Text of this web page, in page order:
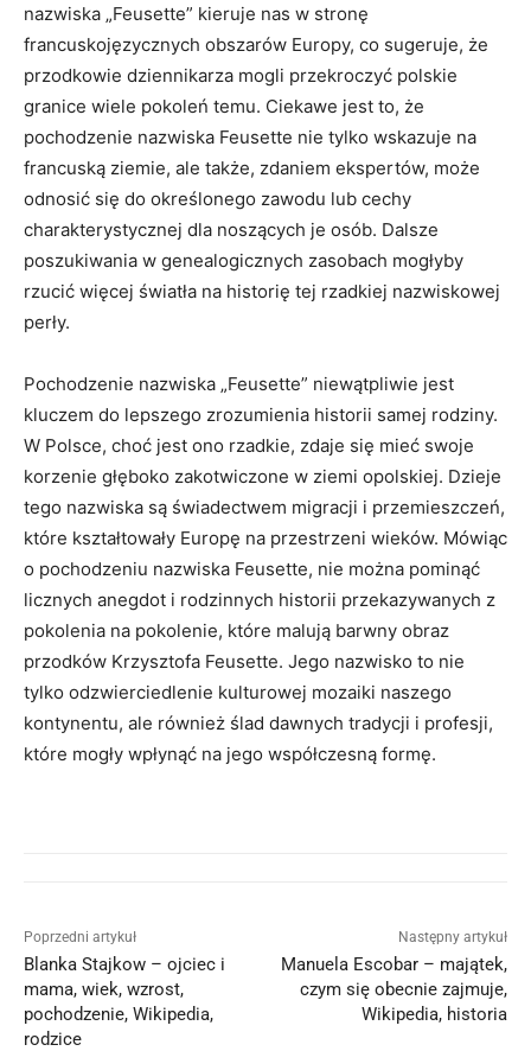
nazwiska „Feusette” kieruje nas w stronę
francuskojęzycznych obszarów Europy, co sugeruje, że
przodkowie dziennikarza mogli przekroczyć polskie
granice wiele pokoleń temu. Ciekawe jest to, że
pochodzenie nazwiska Feusette nie tylko wskazuje na
francuską ziemie, ale także, zdaniem ekspertów, może
odnosić się do określonego zawodu lub cechy
charakterystycznej dla noszących je osób. Dalsze
poszukiwania w genealogicznych zasobach mogłyby
rzucić więcej światła na historię tej rzadkiej nazwiskowej
perły.
Pochodzenie nazwiska „Feusette” niewątpliwie jest
kluczem do lepszego zrozumienia historii samej rodziny.
W Polsce, choć jest ono rzadkie, zdaje się mieć swoje
korzenie głęboko zakotwiczone w ziemi opolskiej. Dzieje
tego nazwiska są świadectwem migracji i przemieszczeń,
które kształtowały Europę na przestrzeni wieków. Mówiąc
o pochodzeniu nazwiska Feusette, nie można pominąć
licznych anegdot i rodzinnych historii przekazywanych z
pokolenia na pokolenie, które malują barwny obraz
przodków Krzysztofa Feusette. Jego nazwisko to nie
tylko odzwierciedlenie kulturowej mozaiki naszego
kontynentu, ale również ślad dawnych tradycji i profesji,
które mogły wpłynąć na jego współczesną formę.
Poprzedni artykuł
Blanka Stajkow – ojciec i
mama, wiek, wzrost,
pochodzenie, Wikipedia,
rodzice
Następny artykuł
Manuela Escobar – majątek,
czym się obecnie zajmuje,
Wikipedia, historia